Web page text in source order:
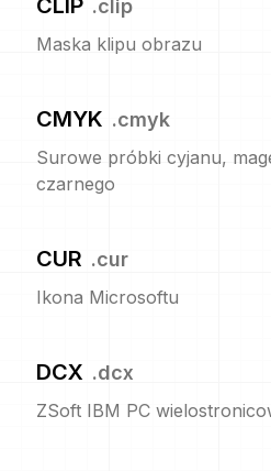
CLIP .clip
Maska klipu obrazu
CMYK .cmyk
Surowe próbki cyjanu,
czarnego
CUR .cur
Ikona Microsoftu
DCX .dcx
ZSoft IBM PC